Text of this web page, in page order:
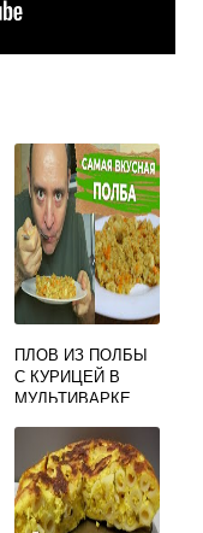
ПЛОВ ИЗ ПОЛБЫ
С КУРИЦЕЙ В
МУЛЬТИВАРКЕ